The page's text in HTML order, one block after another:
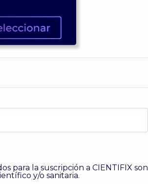
para la suscripción a CIENTIFIX son
y/o sanitaria.